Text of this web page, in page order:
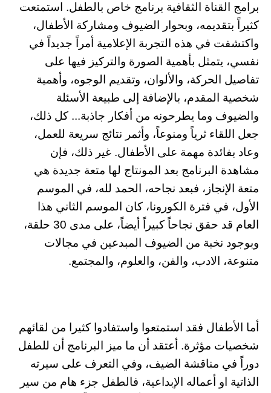
برامج القناة الثقافية برنامج خاص بالطفل. استمتعت
كثيراً بتقديمه، وبحوار الضيوف ومشاركة الأطفال،
واكتشفت في هذه التجربة الإعلامية أمراً جديداً في
نفسي، يتمثل بأهمية الصورة والتركيز فيها على
تفاصيل الحركة، والألوان، وتقديم الوجوه، وأهمية
شخصية المقدم، بالإضافة إلى طبيعة الأسئلة
والضيوف وما يطرحونه من أفكار جاذبة... كل ذلك،
جعل اللقاء ثرياً ومنوعاً، وأثمر نتائج سريعة للعمل،
وعاد بفائدة مهمة على الأطفال. غير ذلك، فإن
مشاهدة البرنامج بعد المونتاج لها متعة جديدة هي
متعة الإنجاز، فبعد نجاحه، الحمد لله، في الموسم
الأول، في فترة الكورونا، كان الموسم الثاني هذا
العام قد حقق نجاحاً كبيراً أيضاً، على مدى 30 حلقة،
وبوجود نخبة من الضيوف المبدعين في مجالات
متنوعة، الادب، والفن، والعلوم، والمجتمع.
أما الأطفال فقد استمتعوا واستفادوا كثيرا من لقائهم
شخصيات مؤثرة. أعتقد أن ما ميز البرنامج أن للطفل
دوراً في مناقشة الضيف، وفي التعرف على سيرته
الذاتية او أعماله الإبداعية، فالطفل جزء هام من سير